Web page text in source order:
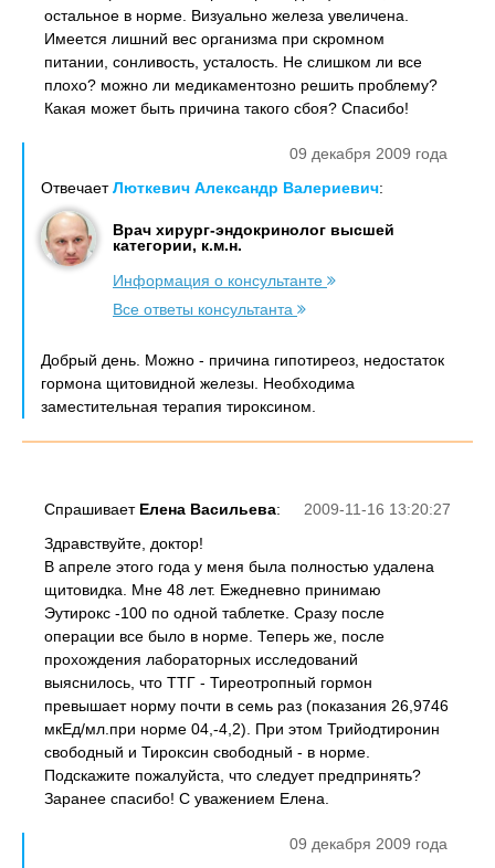
остальное в норме. Визуально железа увеличена.
Имеется лишний вес организма при скромном
питании, сонливость, усталость. Не слишком ли все
плохо? можно ли медикаментозно решить проблему?
Какая может быть причина такого сбоя? Спасибо!
09 декабря 2009 года
ОтвечаетЛюткевич Александр Валериевич:
Врач хирург-эндокринолог высшей
категории, к.м.н.
Информация о консультанте
Все ответы консультанта
Добрый день. Можно - причина гипотиреоз, недостаток
гормона щитовидной железы. Необходима
заместительная терапия тироксином.
2009-11-16 13:20:27
Спрашивает Елена Васильева:
Здравствуйте, доктор!
В апреле этого года у меня была полностью удалена
щитовидка. Мне 48 лет. Ежедневно принимаю
Эутирокс -100 по одной таблетке. Сразу после
операции все было в норме. Теперь же, после
прохождения лабораторных исследований
выяснилось, что ТТГ - Тиреотропный гормон
превышает норму почти в семь раз (показания 26,9746
мкЕд/мл.при норме 04,-4,2). При этом Трийодтиронин
свободный и Тироксин свободный - в норме.
Подскажите пожалуйста, что следует предпринять?
Заранее спасибо! С уважением Елена.
09 декабря 2009 года